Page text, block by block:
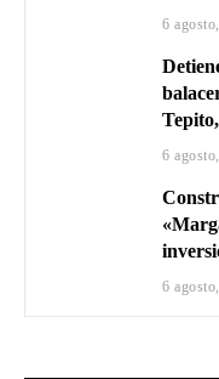
6
6
6